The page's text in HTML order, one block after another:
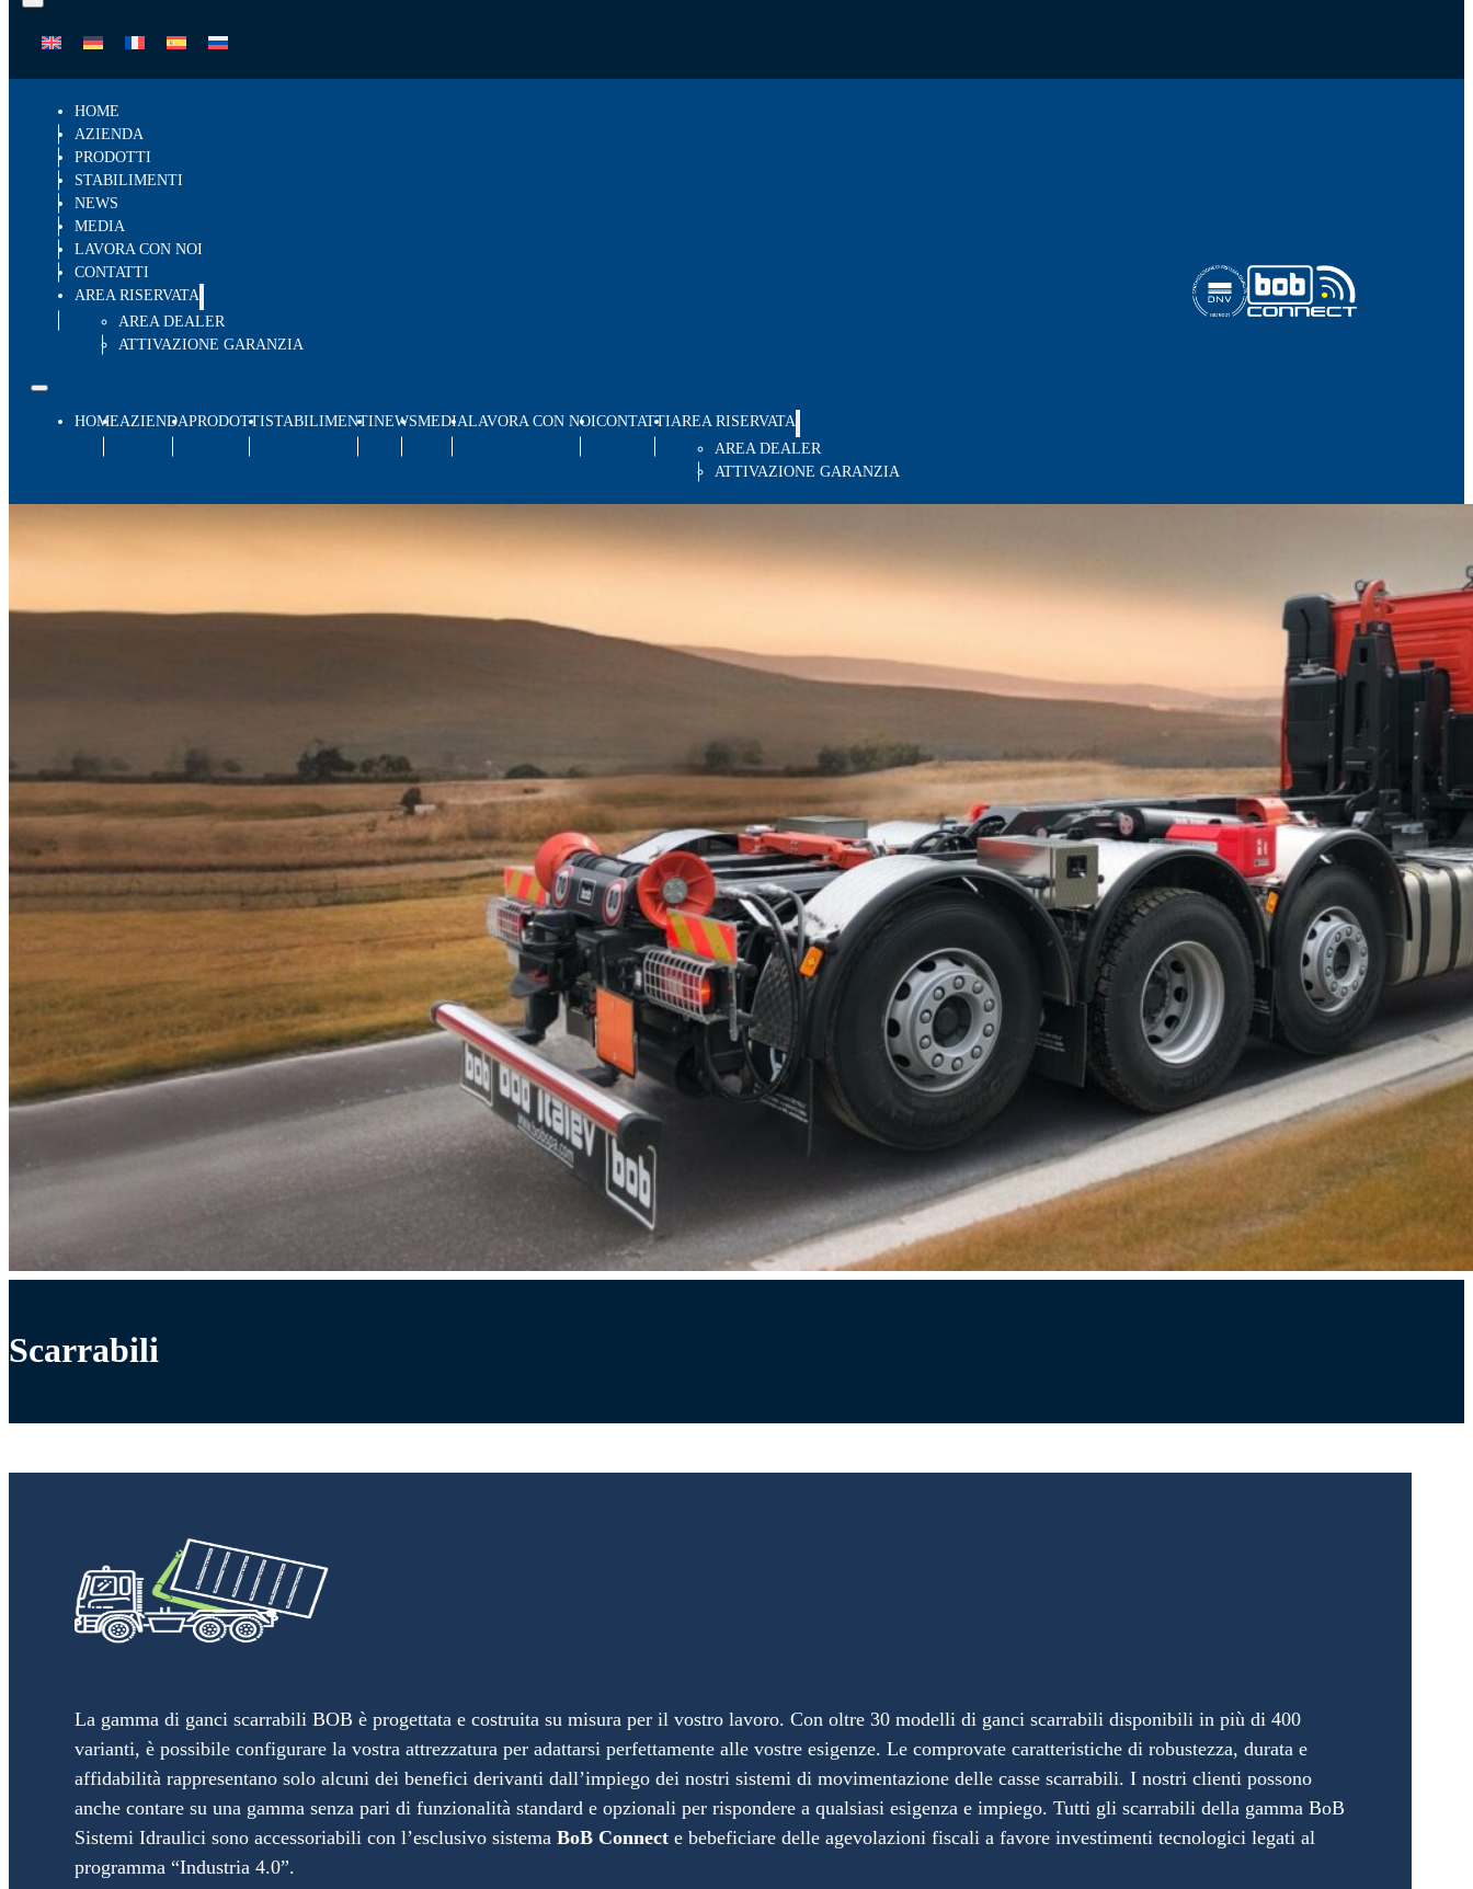
HOME
AZIENDA
PRODOTTI
STABILIMENTI
NEWS
MEDIA
LAVORA CON NOI
CONTATTI
AREA RISERVATA
AREA DEALER
ATTIVAZIONE GARANZIA
HOMEAZIENDAPRODOTTISTABILIMENTINEWSMEDIALAVORA CON NOICONTATTIAREA RISERVATA
AREA DEALER
ATTIVAZIONE GARANZIA
Scarrabili
La gamma di ganci scarrabili BOB è progettata e costruita su misura per il vostro lavoro. Con oltre 30 modelli di ganci scarrabili disponibili in più di 400
varianti, è possibile configurare la vostra attrezzatura per adattarsi perfettamente alle vostre esigenze. Le comprovate caratteristiche di robustezza, durata e
affidabilità rappresentano solo alcuni dei benefici derivanti dall’impiego dei nostri sistemi di movimentazione delle casse scarrabili. I nostri clienti possono
anche contare su una gamma senza pari di funzionalità standard e opzionali per rispondere a qualsiasi esigenza e impiego. Tutti gli scarrabili della gamma BoB
Sistemi Idraulici sono accessoriabili con l’esclusivo sistema BoB Connect e bebeficiare delle agevolazioni fiscali a favore investimenti tecnologici legati al
programma “Industria 4.0”.